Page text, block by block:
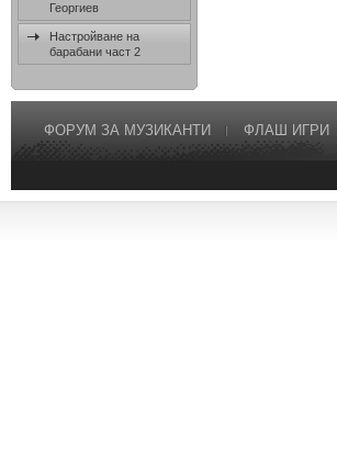
Георгиев
Настройване на
барабани част 2
ФОРУМ ЗА МУЗИКАНТИ ФЛАШ ИГРИ